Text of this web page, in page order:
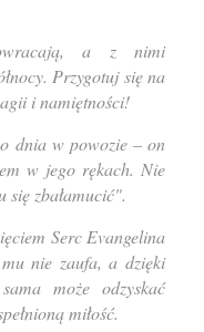
a z nimi
Przygotuj się na
i namiętności!
dnia w powozie – on
w jego rękach. Nie
się zbałamucić".
Serc Evangelina
nie zaufa, a dzięki
może odzyskać
miłość.